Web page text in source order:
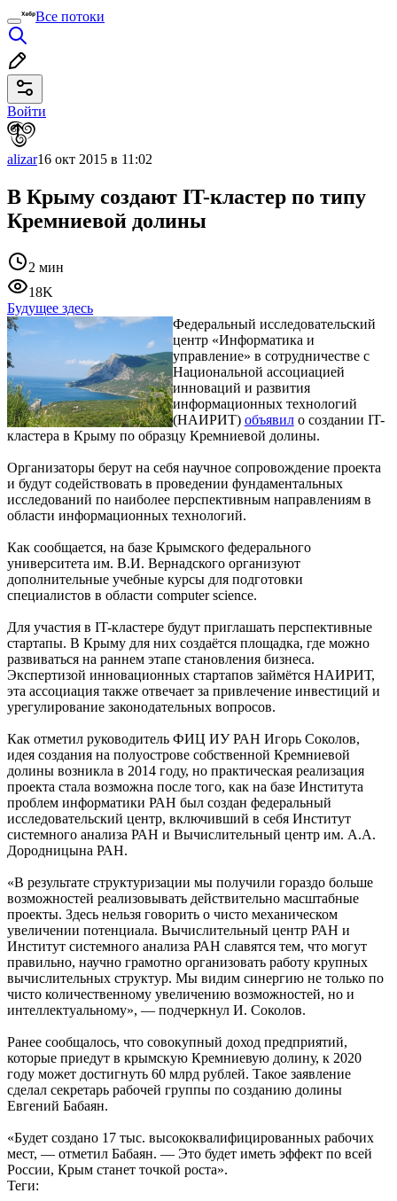
Все потоки
Войти
alizar16 окт 2015 в 11:02
В Крыму создают IT-кластер по типу
Кремниевой долины
2 мин
18K
Будущее здесь
Федеральный исследовательский
центр «Информатика и
управление» в сотрудничестве с
Национальной ассоциацией
инноваций и развития
информационных технологий
(НАИРИТ) объявило создании IT-
кластера в Крыму по образцу Кремниевой долины.
Организаторы берут на себя научное сопровождение проекта
и будут содействовать в проведении фундаментальных
исследований по наиболее перспективным направлениям в
области информационных технологий.
Как сообщается, на базе Крымского федерального
университета им. В.И. Вернадского организуют
дополнительные учебные курсы для подготовки
специалистов в области computer science.
Для участия в IT-кластере будут приглашать перспективные
стартапы. В Крыму для них создаётся площадка, где можно
развиваться на раннем этапе становления бизнеса.
Экспертизой инновационных стартапов займётся НАИРИТ,
эта ассоциация также отвечает за привлечение инвестиций и
урегулирование законодательных вопросов.
Как отметил руководитель ФИЦ ИУ РАН Игорь Соколов,
идея создания на полуострове собственной Кремниевой
долины возникла в 2014 году, но практическая реализация
проекта стала возможна после того, как на базе Института
проблем информатики РАН был создан федеральный
исследовательский центр, включивший в себя Институт
системного анализа РАН и Вычислительный центр им. А.А.
Дородницына РАН.
«В результате структуризации мы получили гораздо больше
возможностей реализовывать действительно масштабные
проекты. Здесь нельзя говорить о чисто механическом
увеличении потенциала. Вычислительный центр РАН и
Институт системного анализа РАН славятся тем, что могут
правильно, научно грамотно организовать работу крупных
вычислительных структур. Мы видим синергию не только по
чисто количественному увеличению возможностей, но и
интеллектуальному», — подчеркнул И. Соколов.
Ранее сообщалось, что совокупный доход предприятий,
которые приедут в крымскую Кремниевую долину, к 2020
году может достигнуть 60 млрд рублей. Такое заявление
сделал секретарь рабочей группы по созданию долины
Евгений Бабаян.
«Будет создано 17 тыс. высококвалифицированных рабочих
мест, — отметил Бабаян. — Это будет иметь эффект по всей
России, Крым станет точкой роста».
Теги: